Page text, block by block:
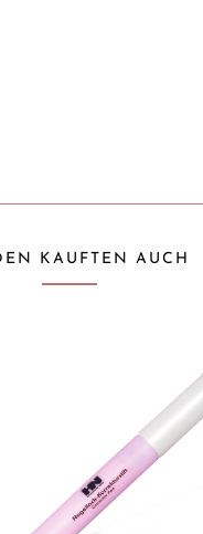
KAUFTEN AUCH